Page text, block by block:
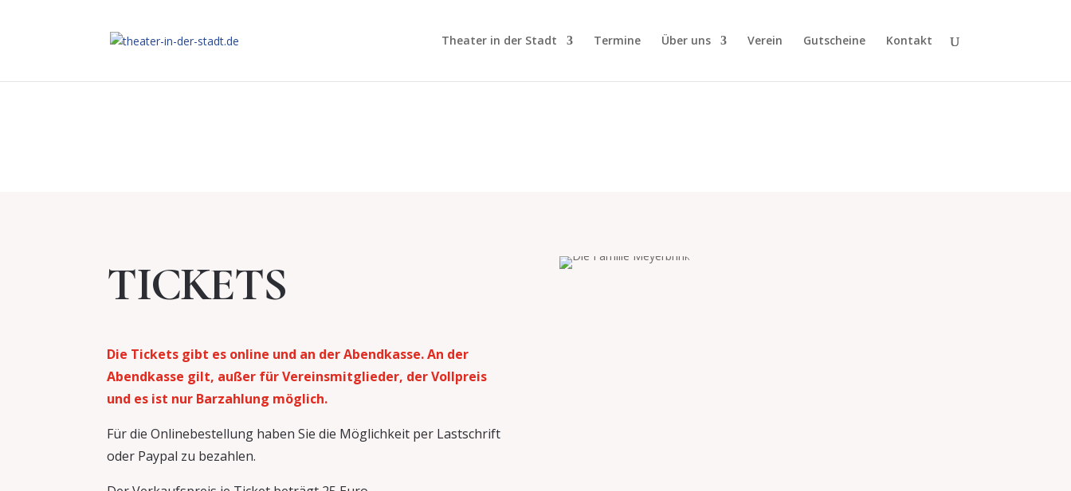
Theater in der Stadt Termine Über uns Verein Gutscheine Kontakt
TICKETS
Die Tickets gibt es online und an der Abendkasse. An der
Abendkasse gilt, außer für Vereinsmitglieder, der Vollpreis
und es ist nur Barzahlung möglich.
Für die Onlinebestellung haben Sie die Möglichkeit per Lastschrift
oder Paypal zu bezahlen.